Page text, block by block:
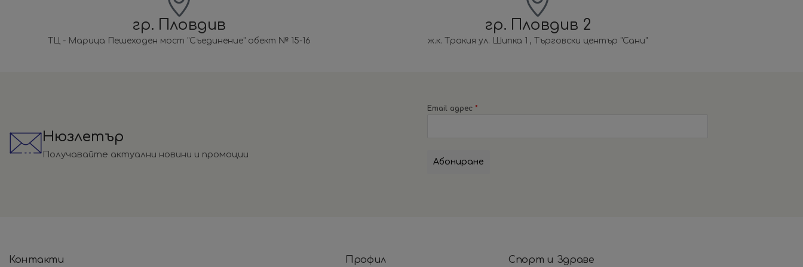
гр. Пловдив
ТЦ - Марица Пешеходен мост "Съединение" обект № 15-16
гр. Пловдив 2
ж.к. Тракия ул. Шипка 1 , Търговски център "Сани"
Нюзлетър
Получавайте актуални новини и промоции
Email адрес *
Абониране
Контакти Профил Спорт и Здраве